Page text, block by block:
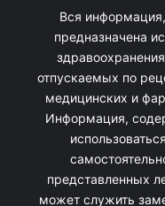
Вся
предназначена
отпускаемых по
медицинских и
Информация,
представленных
может служить